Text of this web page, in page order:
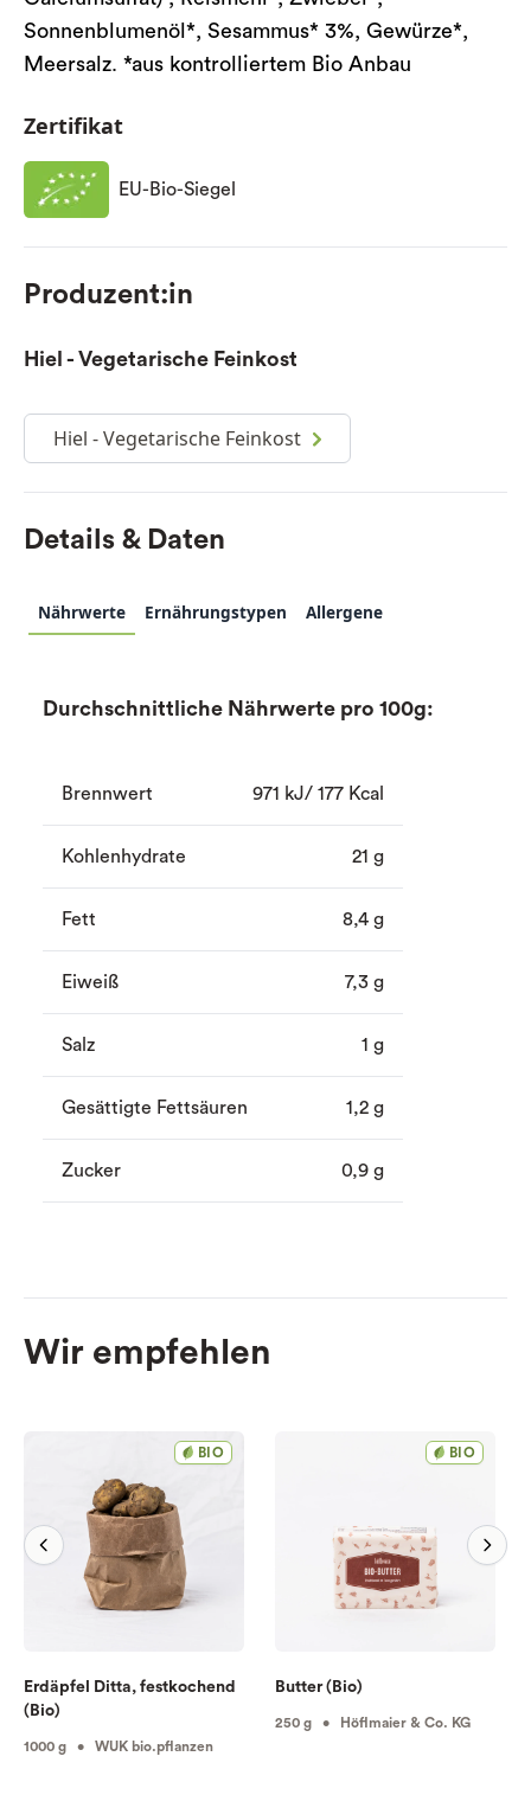
Sonnenblumenöl*, Sesammus* 3%, Gewürze*,
Meersalz. *aus kontrolliertem Bio Anbau
Zertifikat
EU-Bio-Siegel
Produzent:in
Hiel - Vegetarische Feinkost
Hiel - Vegetarische Feinkost
Details & Daten
Nährwerte Ernährungstypen Allergene
Durchschnittliche Nährwerte pro 100g:
Brennwert 971 kJ/ 177 Kcal
Kohlenhydrate 21 g
Fett 8,4 g
Eiweiß 7,3 g
Salz 1 g
Gesättigte Fettsäuren 1,2 g
Zucker 0,9 g
Wir empfehlen
BIO
Erdäpfel Ditta, festkochend
(Bio)
1000 g • WUK bio.pflanzen
BIO
Butter (Bio)
250 g • Höflmaier & Co. KG